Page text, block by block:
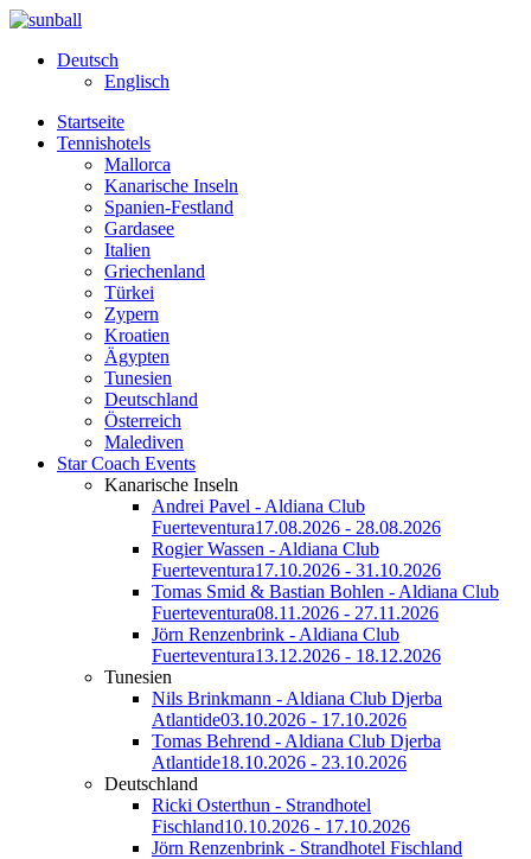
Deutsch
Englisch
Startseite
Tennishotels
Mallorca
Kanarische Inseln
Spanien-Festland
Gardasee
Italien
Griechenland
Türkei
Zypern
Kroatien
Ägypten
Tunesien
Deutschland
Österreich
Malediven
Star Coach Events
Kanarische Inseln
Andrei Pavel - Aldiana Club
Fuerteventura17.08.2026 - 28.08.2026
Rogier Wassen - Aldiana Club
Fuerteventura17.10.2026 - 31.10.2026
Tomas Smid & Bastian Bohlen - Aldiana Club
Fuerteventura08.11.2026 - 27.11.2026
Jörn Renzenbrink - Aldiana Club
Fuerteventura13.12.2026 - 18.12.2026
Tunesien
Nils Brinkmann - Aldiana Club Djerba
Atlantide03.10.2026 - 17.10.2026
Tomas Behrend - Aldiana Club Djerba
Atlantide18.10.2026 - 23.10.2026
Deutschland
Ricki Osterthun - Strandhotel
Fischland10.10.2026 - 17.10.2026
Jörn Renzenbrink - Strandhotel Fischland